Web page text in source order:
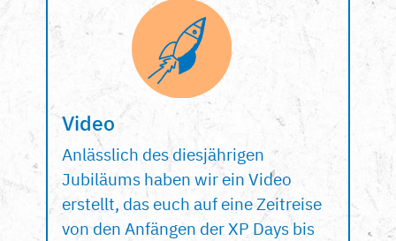
Video
Anlässlich des diesjährigen
Jubiläums haben wir ein Video
erstellt, das euch auf eine Zeitreise
von den Anfängen der XP Days bis